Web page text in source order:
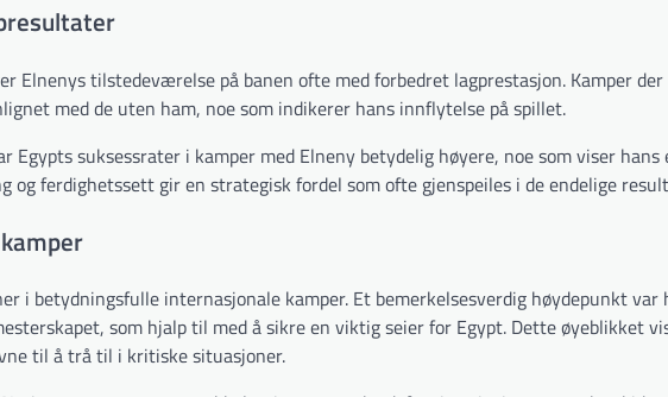
Elnenys tilstedeværelse på banen ofte med forbedret lagprestasjon. Kamper
med de uten ham, noe som indikerer hans innflytelse på spillet.
Egypts suksessrater i kamper med Elneny betydelig høyere, noe som viser
og ferdighetssett gir en strategisk fordel som ofte gjenspeiles i de endelige
i betydningsfulle internasjonale kamper. Et bemerkelsesverdig høydepunkt var
som hjalp til med å sikre en viktig seier for Egypt. Dette øyeblikket
til å trå til i kritiske situasjoner.